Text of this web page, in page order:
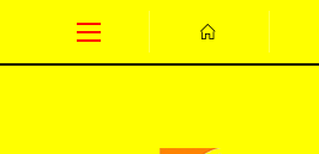
Przejdź do menu.
Przejdź do wyszukiwarki.
Przejdź do treści.
Przejdź do ustawień wielkości
Wyłącz wersję kontrastową